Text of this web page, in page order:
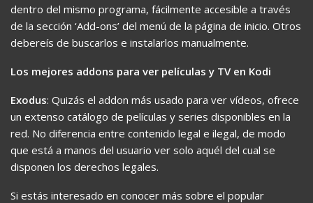
dentro del mismo programa, fácilmente accesible a través
de la sección ‘Add-ons’ del menú de la página de inicio. Otros
debereís de buscarlos e instalarlos manualmente.
Los mejores addons para ver películas y TV en Kodi
Exodus: Quizás el addon más usado para ver vídeos, ofrece
un extenso catálogo de películas y series disponibles en la
red. No diferencia entre contenido legal e ilegal, de modo
que está a manos del usuario ver solo aquél del cual se
disponen los derechos legales.
Si estás interesado en conocer más sobre el popular